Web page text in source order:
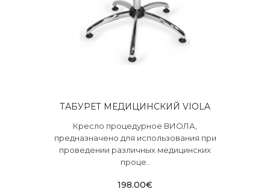
ТАБУРЕТ МЕДИЦИНСКИЙ VIOLA
Кресло процедурное ВИОЛА,
предназначено для использования при
проведении различных медицинских
проце..
198.00€